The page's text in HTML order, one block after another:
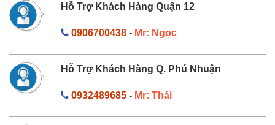
Hỗ Trợ Khách Hàng Quận 12
0906700438- Mr: Ngọc
Hỗ Trợ Khách Hàng Q. Phú Nhuận
0932489685- Mr: Thái